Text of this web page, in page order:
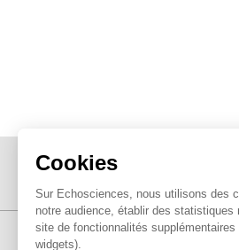
Cookies
Sur Echosciences, nous utilisons des
notre audience, établir des
site de fonctionnalités
widgets).